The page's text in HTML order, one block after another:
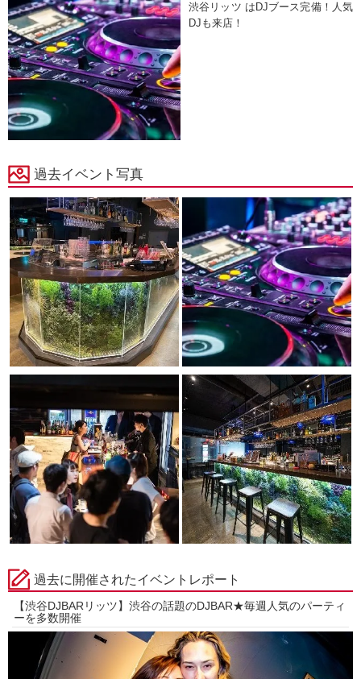
渋谷リッツ はDJブース完備！人気
DJも来店！
過去イベント写真
過去に開催されたイベントレポート
【渋谷DJBARリッツ】渋谷の話題のDJBAR★毎週人気のパーティ
ーを多数開催